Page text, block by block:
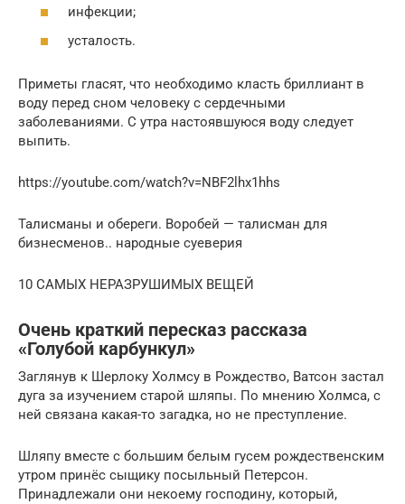
инфекции;
усталость.
Приметы гласят, что необходимо класть бриллиант в
воду перед сном человеку с сердечными
заболеваниями. С утра настоявшуюся воду следует
выпить.
https://youtube.com/watch?v=NBF2lhx1hhs
Талисманы и обереги. Воробей — талисман для
бизнесменов.. народные суеверия
10 САМЫХ НЕРАЗРУШИМЫХ ВЕЩЕЙ
Очень краткий пересказ рассказа
«Голубой карбункул»
Заглянув к Шерлоку Холмсу в Рождество, Ватсон застал
дуга за изучением старой шляпы. По мнению Холмса, с
ней связана какая-то загадка, но не преступление.
Шляпу вместе с большим белым гусем рождественским
утром принёс сыщику посыльный Петерсон.
Принадлежали они некоему господину, который,